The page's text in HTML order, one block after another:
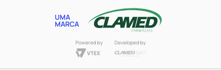
UMA
MARCA
Powered by Developed by